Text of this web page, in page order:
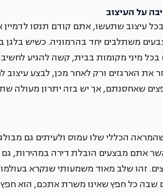
על העיצוב
עיצוב שתעשו, אתם קודם תנסו
משתלבים יחד בהרמוניה. כשיש בלגן
מיני מקומות בבית, קשה להגיע
את הארגזים ורק לאחר מכן, לבצע עיצוב
שאחסנתם, אך יש בזה יתרון מעולה
הכללי שלו עמוס ולעיתים גם
אתם מבצעים הובלת דירה במהירות, גם
זהו שלב מאוד משמעותי שנקרא
שבה כל חפץ שאינו משרת אתכם, הוא